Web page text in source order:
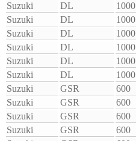
Suzuki
DL 1000
Suzuki
DL 1000
Suzuki
DL 1000
Suzuki
DL 1000
Suzuki
DL 1000
Suzuki
DL 1000
Suzuki
GSR 600
Suzuki
GSR 600
Suzuki
GSR 600
Suzuki
GSR 600